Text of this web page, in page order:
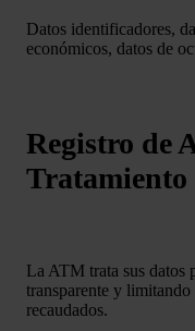
Datos identificadores,
económicos, datos de
Registro de
Tratamiento
La ATM trata sus datos
transparente y
recaudados.